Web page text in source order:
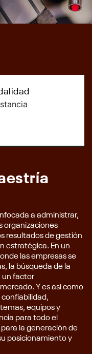
a administrar,
organizaciones
resultados de gestión
estratégica. En un
las empresas se
la búsqueda de la
un factor
Y es así como
equipos y
para todo el
la generación de
posicionamiento y